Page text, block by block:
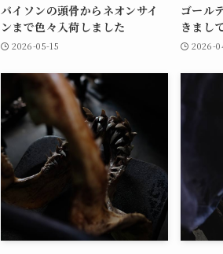
バイソンの頭骨からネオンサイ
ンまで色々入荷しました
2026-05-15
ゴール
きまし
2026-